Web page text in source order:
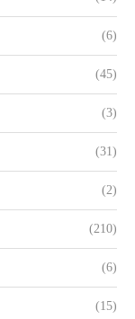
(6)
(45)
(3)
(31)
(2)
(210)
(6)
(15)